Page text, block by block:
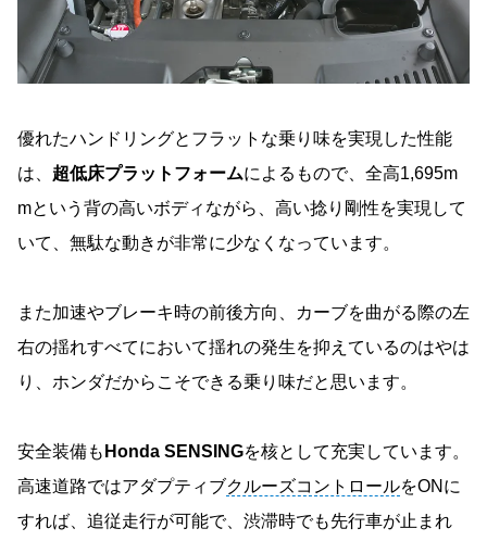
優れたハンドリングとフラットな乗り味を実現した性能
は、 超低床プラットフォームによるもので、全高1,695m
mという背の高いボディながら、高い捻り剛性を実現して
いて、無駄な動きが非常に少なくなっています。
また加速やブレーキ時の前後方向、カーブを曲がる際の左
右の揺れすべてにおいて揺れの発生を抑えているのはやは
り、ホンダだからこそできる乗り味だと思います。
安全装備も Honda SENSINGを核として充実しています。
高速道路ではアダプティブクルーズコントロールをONに
すれば、追従走行が可能で、渋滞時でも先行車が止まれ